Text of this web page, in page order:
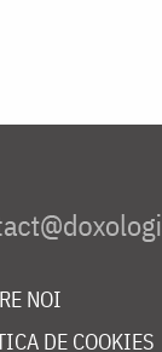
NOI
DE COOKIES